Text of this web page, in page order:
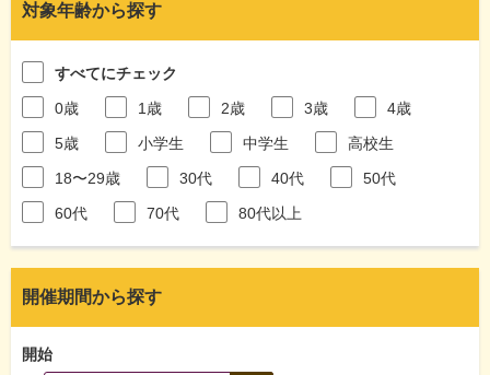
対象年齢から探す
すべてにチェック
0歳
1歳 2歳 3歳
4歳
5歳
小学生 中学生
高校生
18〜29歳
30代 40代
50代
60代
70代 80代以上
開催期間から探す
開始